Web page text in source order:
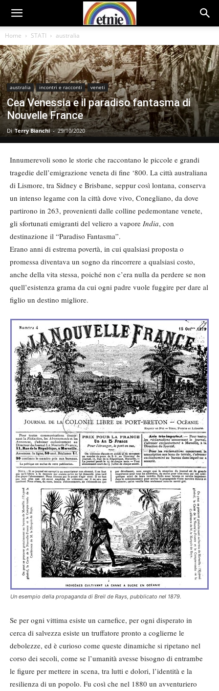
Home STATI australia
australia incontri e racconti veneti
Cea Venessia e il paradiso fantasma di
Nouvelle France
Di Terry Bianchi - 29/10/2020
Innumerevoli sono le storie che raccontano le piccole e grandi
tragedie dell’emigrazione veneta di fine ‘800. La città australiana
di Lismore, tra Sidney e Brisbane, seppur così lontana, conserva
un intenso legame con la città dove vivo, Conegliano, da dove
partirono in 263, provenienti dalle colline pedemontane venete,
gli sfortunati emigranti del veliero a vapore India, con
destinazione il “Paradiso Fantasma”.
Erano anni di estrema povertà, in cui qualsiasi proposta o
promessa diventava un sogno da rincorrere a qualsiasi costo,
anche della vita stessa, poiché non c’era nulla da perdere se non
quell’esistenza grama da cui ogni padre vuole fuggire per dare al
figlio un destino migliore.
Un esempio della propaganda di Breil de Rays, pubblicato nel 1879.
Se per ogni vittima esiste un carnefice, per ogni disperato in
cerca di salvezza esiste un truffatore pronto a coglierne le
debolezze, ed è curioso come queste dinamiche si ripetano nel
corso dei secoli, come se l’umanità avesse bisogno di entrambe
le figure per mettere in scena, tra lutti e dolori, l’identità e la
resilienza di un popolo. Fu così che nel 1880 un avventuriero